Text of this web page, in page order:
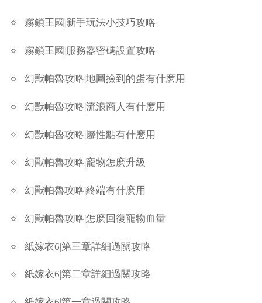
霧鎖王國|新手玩法小技巧攻略
霧鎖王國|服務器密碼設置攻略
幻獸帕魯攻略|地圖撿到的蛋有什麽用
幻獸帕魯攻略|流浪商人有什麽用
幻獸帕魯攻略|屬性點有什麽用
幻獸帕魯攻略|寵物怎麽升級
幻獸帕魯攻略|終端有什麽用
幻獸帕魯攻略|怎麽回復寵物血量
紙嫁衣6|第三章詳細過關攻略
紙嫁衣6|第二章詳細過關攻略